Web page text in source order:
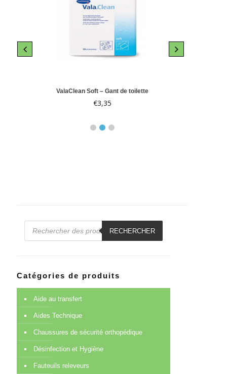
ValaClean Soft – Gant de toilette
€3,35
Recherche
RECHERCHER
Catégories de produits
Aide au transfert
Aides Technique
Chaussures de sécurité orthopédique
Désinfection et Hygiène
Fauteuils releveurs